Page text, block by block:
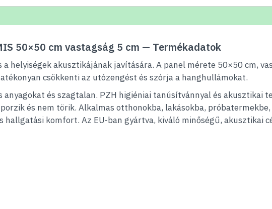
50×50 cm vastagság 5 cm — Termékadatok
helyiségek akusztikájának javítására. A panel mérete 50×50 cm,
csökkenti az utózengést és szórja a hanghullámokat.
és szagtalan. PZH higiéniai tanúsítvánnyal és akusztikai
és nem törik. Alkalmas otthonokba, lakásokba,
hallgatási komfort. Az EU-ban gyártva, kiváló minőségű, akusztikai